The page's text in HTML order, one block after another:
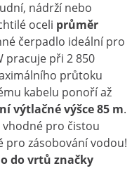
nádrží nebo
oceli průměr
čerpadlo ideální pro
pracuje při 2 850
průtoku
kabelu ponoří až
výtlačné výšce 85 m.
pro čistou
pro zásobování vodou!
do vrtů značky